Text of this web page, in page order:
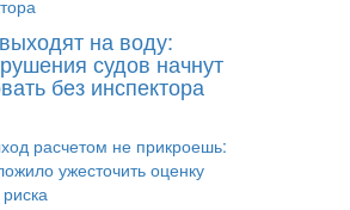
на воду:
судов начнут
без инспектора